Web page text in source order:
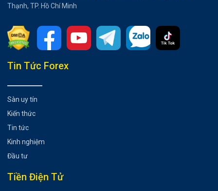
Thạnh, TP. Hồ Chí Minh
Tổng hợp bài viết
Ngày 11/9/2025
Các dữ liệu liên quan kể từ lần công bố gần nhất
Tin Tức Forex
Sàn uy tín
Kiến thức
Tin tức
Kinh nghiệm
Đầu tư
Tiền Điện Tử